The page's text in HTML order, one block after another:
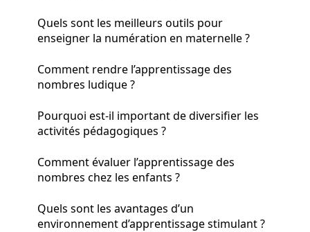
Quels sont les meilleurs outils pour
enseigner la numération en maternelle ?
Comment rendre l’apprentissage des
nombres ludique ?
Pourquoi est-il important de diversifier les
activités pédagogiques ?
Comment évaluer l’apprentissage des
nombres chez les enfants ?
Quels sont les avantages d’un
environnement d’apprentissage stimulant ?